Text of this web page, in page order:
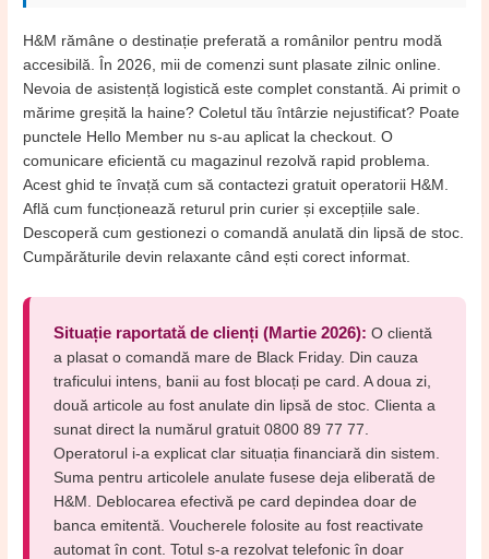
H&M rămâne o destinație preferată a românilor pentru modă
accesibilă. În 2026, mii de comenzi sunt plasate zilnic online.
Nevoia de asistență logistică este complet constantă. Ai primit o
mărime greșită la haine? Coletul tău întârzie nejustificat? Poate
punctele Hello Member nu s-au aplicat la checkout. O
comunicare eficientă cu magazinul rezolvă rapid problema.
Acest ghid te învață cum să contactezi gratuit operatorii H&M.
Află cum funcționează returul prin curier și excepțiile sale.
Descoperă cum gestionezi o comandă anulată din lipsă de stoc.
Cumpărăturile devin relaxante când ești corect informat.
Situație raportată de clienți (Martie 2026): O clientă
a plasat o comandă mare de Black Friday. Din cauza
traficului intens, banii au fost blocați pe card. A doua zi,
două articole au fost anulate din lipsă de stoc. Clienta a
sunat direct la numărul gratuit 0800 89 77 77.
Operatorul i-a explicat clar situația financiară din sistem.
Suma pentru articolele anulate fusese deja eliberată de
H&M. Deblocarea efectivă pe card depindea doar de
banca emitentă. Voucherele folosite au fost reactivate
automat în cont. Totul s-a rezolvat telefonic în doar